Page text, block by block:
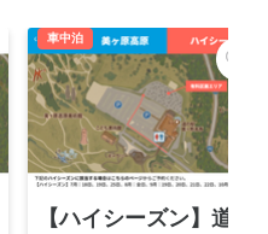
車中泊